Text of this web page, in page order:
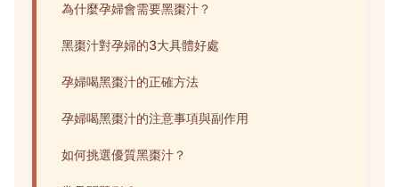
為什麼孕婦會需要黑棗汁？
黑棗汁對孕婦的3大具體好處
孕婦喝黑棗汁的正確方法
孕婦喝黑棗汁的注意事項與副作用
如何挑選優質黑棗汁？